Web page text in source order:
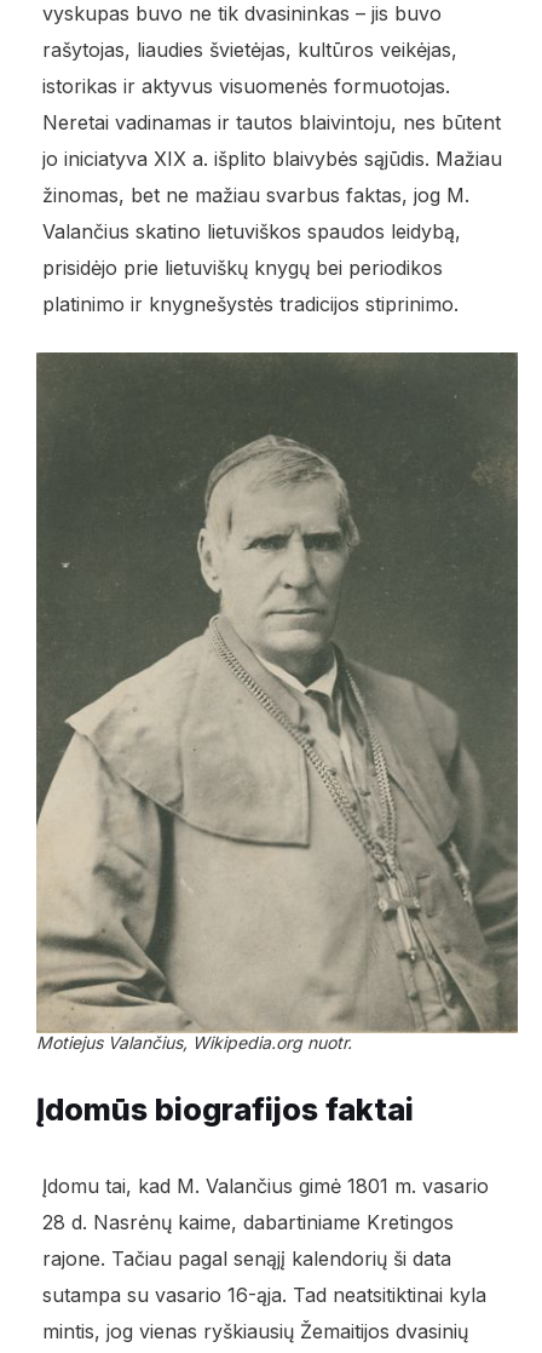
vyskupas buvo ne tik dvasininkas – jis buvo
rašytojas, liaudies švietėjas, kultūros veikėjas,
istorikas ir aktyvus visuomenės formuotojas.
Neretai vadinamas ir tautos blaivintoju, nes būtent
jo iniciatyva XIX a. išplito blaivybės sąjūdis. Mažiau
žinomas, bet ne mažiau svarbus faktas, jog M.
Valančius skatino lietuviškos spaudos leidybą,
prisidėjo prie lietuviškų knygų bei periodikos
platinimo ir knygnešystės tradicijos stiprinimo.
Motiejus Valančius, Wikipedia.org nuotr.
Įdomūs biografijos faktai
Įdomu tai, kad M. Valančius gimė 1801 m. vasario
28 d. Nasrėnų kaime, dabartiniame Kretingos
rajone. Tačiau pagal senąjį kalendorių ši data
sutampa su vasario 16-ąja. Tad neatsitiktinai kyla
mintis, jog vienas ryškiausių Žemaitijos dvasinių